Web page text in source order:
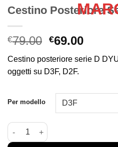
Cestino Posteriore
€79.00 Il
originale
era:
€69.00Il
Cestino posteriore serie D
oggetti su D3F, D2F.
Per modello
Cestino Posteriore Serie D DYU